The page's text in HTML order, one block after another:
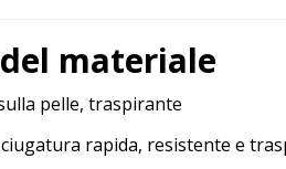
materiale
pelle, traspirante
rapida, resistente e